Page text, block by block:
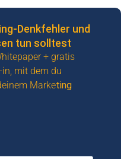
Denkfehler und
tun solltest
+ gratis
mit dem du
Marketing